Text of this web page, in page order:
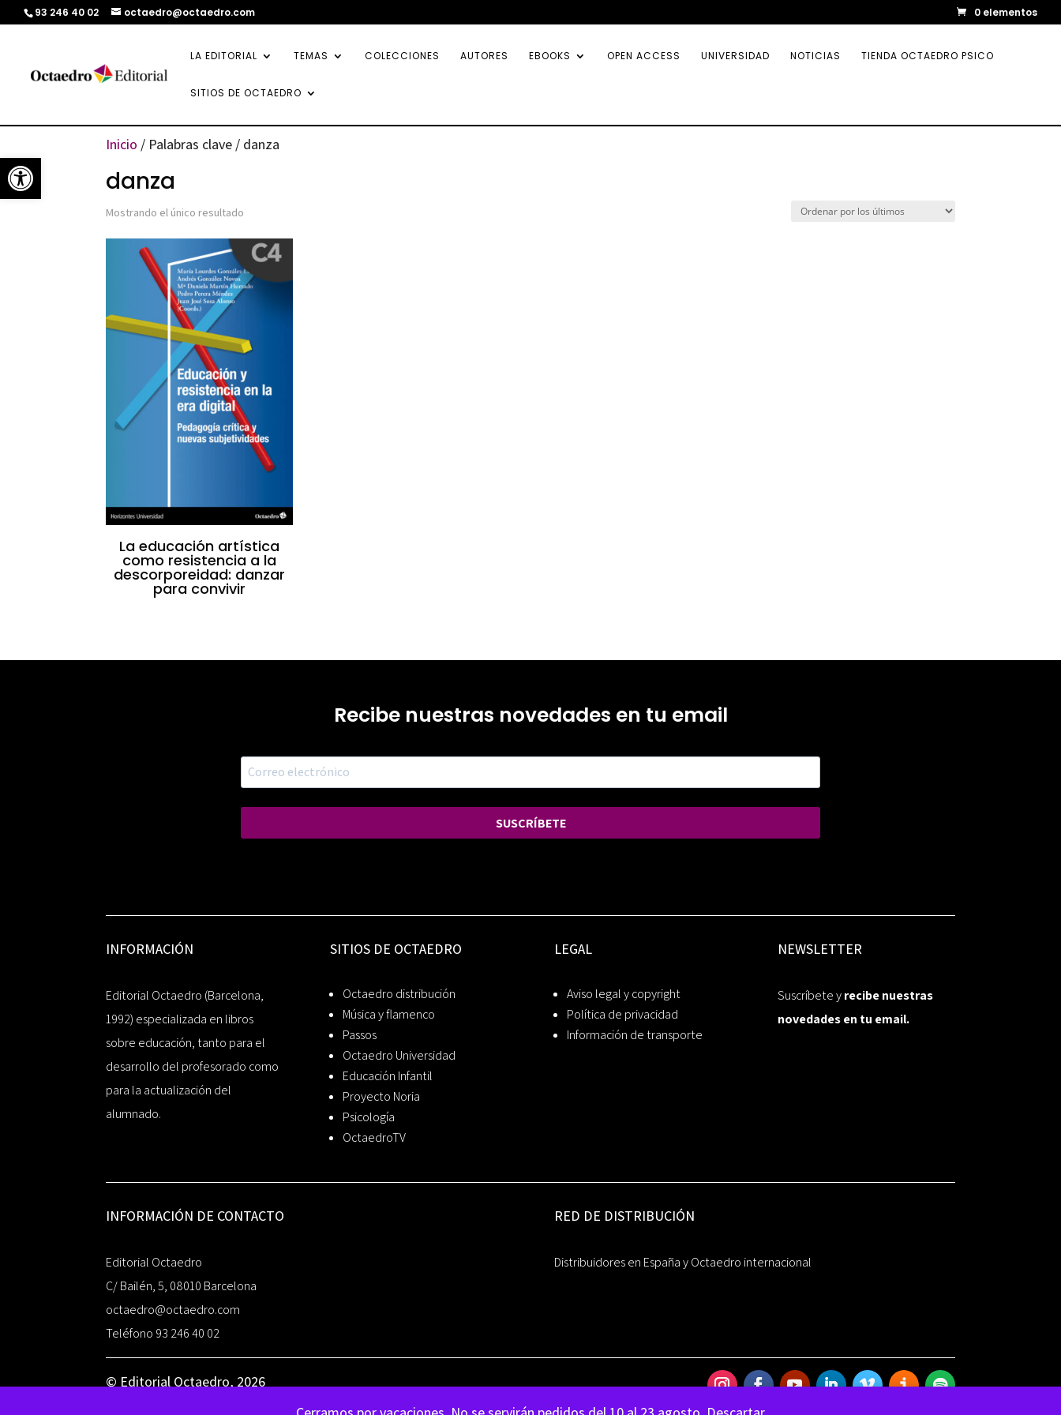
Abrir barra de herramientas
93 246 40 02 octaedro@octaedro.com 0 elementos
LA EDITORIAL TEMAS COLECCIONES AUTORES EBOOKS OPEN ACCESS UNIVERSIDAD NOTICIAS TIENDA OCTAEDRO PSICO
SITIOS DE OCTAEDRO
Inicio / Palabras clave / danza
danza
Mostrando el único resultado
La educación artística
como resistencia a la
descorporeidad: danzar
para convivir
Recibe nuestras novedades en tu email
SUSCRÍBETE
INFORMACIÓN
Editorial Octaedro (Barcelona,
1992) especializada en libros
sobre educación, tanto para el
desarrollo del profesorado como
para la actualización del
alumnado.
SITIOS DE OCTAEDRO
Octaedro distribución
Música y flamenco
Passos
Octaedro Universidad
Educación Infantil
Proyecto Noria
Psicología
OctaedroTV
LEGAL
Aviso legal y copyright
Política de privacidad
Información de transporte
NEWSLETTER
Suscríbete yrecibe nuestras
novedades en tu email.
INFORMACIÓN DE CONTACTO
Editorial Octaedro
C/ Bailén, 5, 08010 Barcelona
octaedro@octaedro.com
Teléfono 93 246 40 02
RED DE DISTRIBUCIÓN
Distribuidores en España y Octaedro internacional
© Editorial Octaedro, 2026